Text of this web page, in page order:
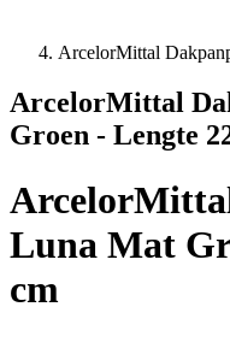
ArcelorMittal
ArcelorMittal
Groen - Lengte
Luna Mat
cm